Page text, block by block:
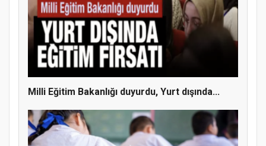
Doğanyol'da Temel Dini Bilgiler Sınavı
Gerçekleştirildi
Milli Eğitim Bakanlığı duyurdu, Yurt dışında...